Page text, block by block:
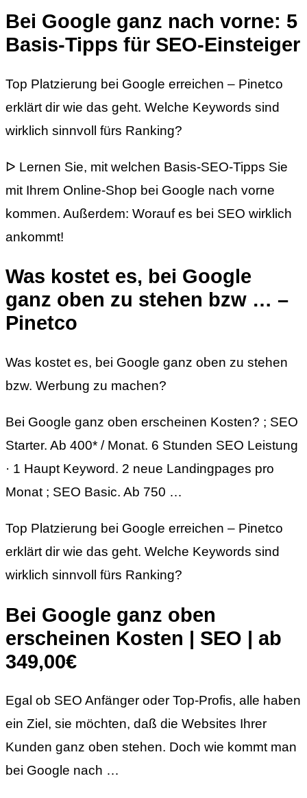
Bei Google ganz nach vorne: 5
Basis-Tipps für SEO-Einsteiger
Top Platzierung bei Google erreichen – Pinetco
erklärt dir wie das geht. Welche Keywords sind
wirklich sinnvoll fürs Ranking?
ᐅ Lernen Sie, mit welchen Basis-SEO-Tipps Sie
mit Ihrem Online-Shop bei Google nach vorne
kommen. Außerdem: Worauf es bei SEO wirklich
ankommt!
Was kostet es, bei Google
ganz oben zu stehen bzw … –
Pinetco
Was kostet es, bei Google ganz oben zu stehen
bzw. Werbung zu machen?
Bei Google ganz oben erscheinen Kosten? ; SEO
Starter. Ab 400* / Monat. 6 Stunden SEO Leistung
· 1 Haupt Keyword. 2 neue Landingpages pro
Monat ; SEO Basic. Ab 750 …
Top Platzierung bei Google erreichen – Pinetco
erklärt dir wie das geht. Welche Keywords sind
wirklich sinnvoll fürs Ranking?
Bei Google ganz oben
erscheinen Kosten | SEO | ab
349,00€
Egal ob SEO Anfänger oder Top-Profis, alle haben
ein Ziel, sie möchten, daß die Websites Ihrer
Kunden ganz oben stehen. Doch wie kommt man
bei Google nach …